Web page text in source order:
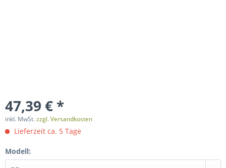
47,39 € *
inkl. MwSt.zzgl. Versandkosten
Lieferzeit ca. 5 Tage
Modell: